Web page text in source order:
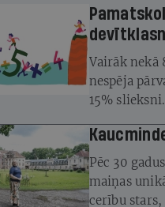
Vairāk nekā
nespēja
15%
Pēc 30
maiņas
cerību